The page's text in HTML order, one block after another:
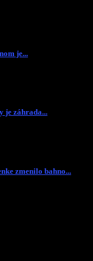
je...
je záhrada...
zmenilo bahno...